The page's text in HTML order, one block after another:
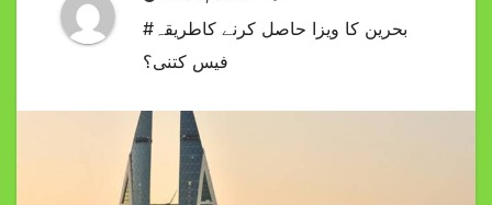
#بحرین کا ویزا حاصل کرنے کاطریقہ
فیس کتنی؟